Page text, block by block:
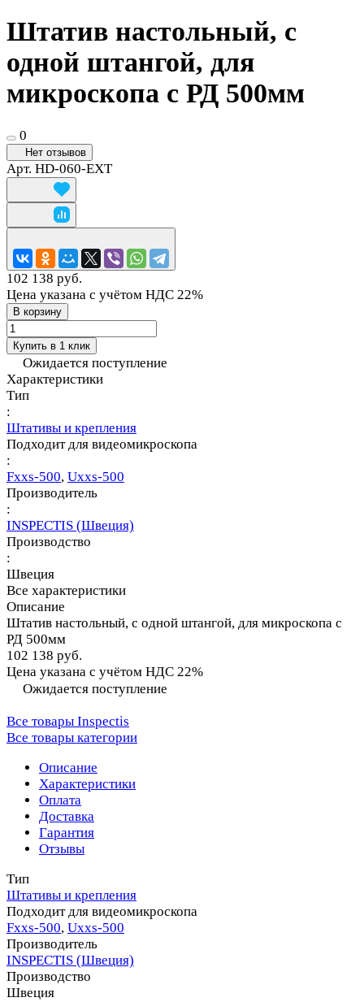
Штатив настольный, с
одной штангой, для
микроскопа с РД 500мм
0
Нет отзывов
Арт. HD-060-EXT
102 138 руб.
Цена указана с учётом НДС 22%
В корзину
Купить в 1 клик
Ожидается поступление
Характеристики
Тип
:
Штативы и крепления
Подходит для видеомикроскопа
:
Fххs-500, Uххs-500
Производитель
:
INSPECTIS (Швеция)
Производство
:
Швеция
Все характеристики
Описание
Штатив настольный, с одной штангой, для микроскопа с
РД 500мм
102 138 руб.
Цена указана с учётом НДС 22%
Ожидается поступление
Все товары Inspectis
Все товары категории
Описание
Характеристики
Оплата
Доставка
Гарантия
Отзывы
Тип
Штативы и крепления
Подходит для видеомикроскопа
Fххs-500, Uххs-500
Производитель
INSPECTIS (Швеция)
Производство
Швеция